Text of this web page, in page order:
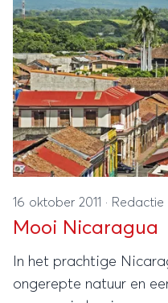
16 oktober 2011 · Redactie
Mooi Nicaragua
In het prachtige
ongerepte natuur en